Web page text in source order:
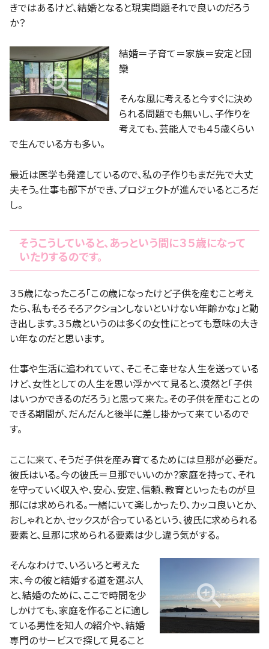
きではあるけど、結婚となると現実問題それで良いのだろう
か？
結婚＝子育て＝家族＝安定と団
欒
そんな風に考えると今すぐに決め
られる問題でも無いし、子作りを
考えても、芸能人でも４５歳くらい
で生んでいる方も多い。
最近は医学も発達しているので、私の子作りもまだ先で大丈
夫そう。仕事も部下ができ、プロジェクトが進んでいるところだ
し。
そうこうしていると、あっという間に３５歳になって
いたりするのです。
３５歳になったころ「この歳になったけど子供を産むこと考え
たら、私もそろそろアクションしないといけない年齢かな」と動
き出します。３５歳というのは多くの女性にとっても意味の大き
い年なのだと思います。
仕事や生活に追われていて、そこそこ幸せな人生を送っている
けど、女性としての人生を思い浮かべて見ると、漠然と「子供
はいつかできるのだろう」と思って来た。その子供を産むことの
できる期間が、だんだんと後半に差し掛かって来ているので
す。
ここに来て、そうだ子供を産み育てるためには旦那が必要だ。
彼氏はいる。今の彼氏＝旦那でいいのか？家庭を持って、それ
を守っていく収入や、安心、安定、信頼、教育といったものが旦
那には求められる。一緒にいて楽しかったり、カッコ良いとか、
おしゃれとか、セックスが合っているという、彼氏に求められる
要素と、旦那に求められる要素は少し違う気がする。
そんなわけで、いろいろと考えた
末、今の彼と結婚する道を選ぶ人
と、結婚のために、ここで時間を少
しかけても、家庭を作ることに適し
ている男性を知人の紹介や、結婚
専門のサービスで探して見ること